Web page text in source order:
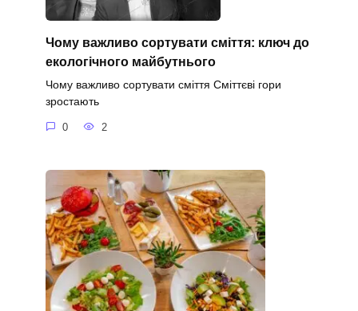
Чому важливо сортувати сміття: ключ до
екологічного майбутнього
Чому важливо сортувати сміття Сміттєві гори
зростають
0 2